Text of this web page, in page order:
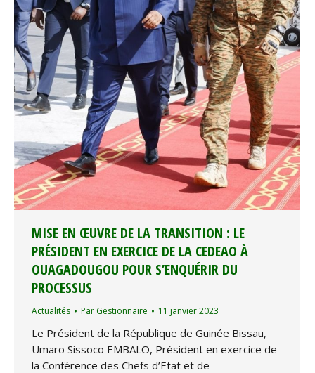
MISE EN ŒUVRE DE LA TRANSITION : LE
PRÉSIDENT EN EXERCICE DE LA CEDEAO À
OUAGADOUGOU POUR S’ENQUÉRIR DU
PROCESSUS
Actualités Par Gestionnaire 11 janvier 2023
Le Président de la République de Guinée Bissau,
Umaro Sissoco EMBALO, Président en exercice de
la Conférence des Chefs d’Etat et de